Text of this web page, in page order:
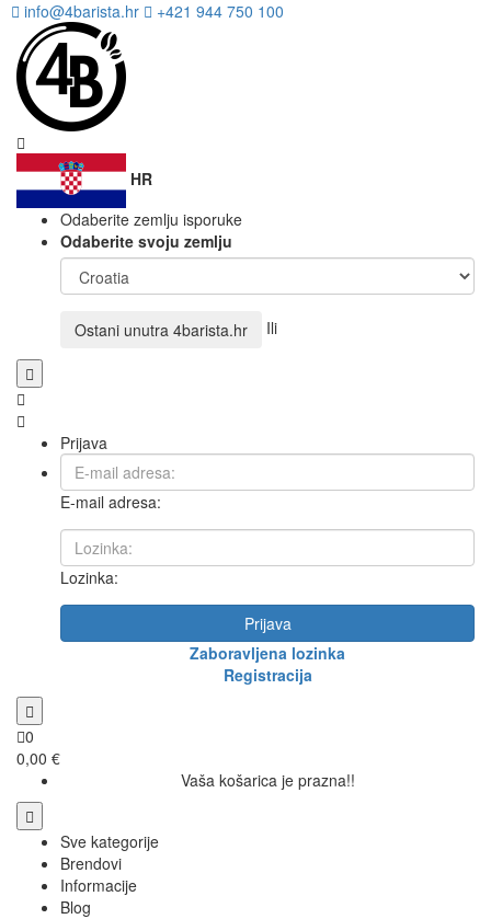
info@4barista.hr +421 944 750 100
HR
Odaberite zemlju isporuke
Odaberite svoju zemlju
Ostani unutra 4barista.hr Ili
Prijava
E-mail adresa:
Lozinka:
Prijava
Zaboravljena lozinka
Registracija
0
0,00 €
Vaša košarica je prazna!!
Sve kategorije
Brendovi
Informacije
Blog